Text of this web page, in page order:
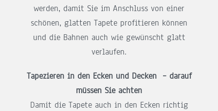
werden, damit Sie im Anschluss von einer
schönen, glatten Tapete profitieren können
und die Bahnen auch wie gewünscht glatt
verlaufen.
Tapezieren in den Ecken und Decken – darauf
müssen Sie achten
Damit die Tapete auch in den Ecken richtig